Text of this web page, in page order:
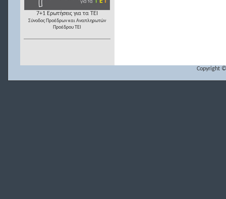
7+1 Ερωτήσεις για τα ΤΕΙ
Σύνοδος Προέδρων και Αναπληρωτών
Προέδρου ΤΕΙ
Copyright